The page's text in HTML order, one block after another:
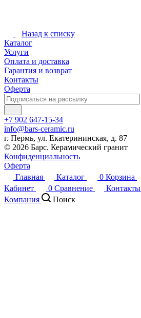
Назад к списку
Каталог
Услуги
Оплата и доставка
Гарантия и возврат
Контакты
Оферта
+7 902 647-15-34
info@bars-ceramic.ru
г. Пермь, ул. Екатерининская, д. 87
© 2026 Барс. Керамический гранит
Конфиденциальность
Оферта
Главная
Каталог 0 Корзина
Кабинет
0 Сравнение Контакты
Компания
Поиск